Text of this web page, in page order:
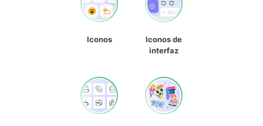
Iconos
Iconos de
interfaz